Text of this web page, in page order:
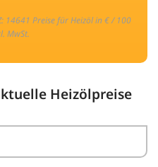
14641 Preise für Heizöl in € / 100
MwSt.
Heizölpreise